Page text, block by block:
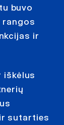
buvo
ir
iškėlus
sutarties